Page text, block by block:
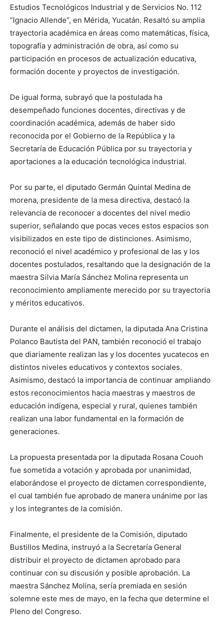
Estudios Tecnológicos Industrial y de Servicios No. 112
“Ignacio Allende”, en Mérida, Yucatán. Resaltó su amplia
trayectoria académica en áreas como matemáticas, física,
topografía y administración de obra, así como su
participación en procesos de actualización educativa,
formación docente y proyectos de investigación.
De igual forma, subrayó que la postulada ha
desempeñado funciones docentes, directivas y de
coordinación académica, además de haber sido
reconocida por el Gobierno de la República y la
Secretaría de Educación Pública por su trayectoria y
aportaciones a la educación tecnológica industrial.
Por su parte, el diputado Germán Quintal Medina de
morena, presidente de la mesa directiva, destacó la
relevancia de reconocer a docentes del nivel medio
superior, señalando que pocas veces estos espacios son
visibilizados en este tipo de distinciones. Asimismo,
reconoció el nivel académico y profesional de las y los
docentes postulados, resaltando que la designación de la
maestra Silvia María Sánchez Molina representa un
reconocimiento ampliamente merecido por su trayectoria
y méritos educativos.
Durante el análisis del dictamen, la diputada Ana Cristina
Polanco Bautista del PAN, también reconoció el trabajo
que diariamente realizan las y los docentes yucatecos en
distintos niveles educativos y contextos sociales.
Asimismo, destacó la importancia de continuar ampliando
estos reconocimientos hacia maestras y maestros de
educación indígena, especial y rural, quienes también
realizan una labor fundamental en la formación de
generaciones.
La propuesta presentada por la diputada Rosana Couoh
fue sometida a votación y aprobada por unanimidad,
elaborándose el proyecto de dictamen correspondiente,
el cual también fue aprobado de manera unánime por las
y los integrantes de la comisión.
Finalmente, el presidente de la Comisión, diputado
Bustillos Medina, instruyó a la Secretaría General
distribuir el proyecto de dictamen aprobado para
continuar con su discusión y posible aprobación. La
maestra Sánchez Molina, sería premiada en sesión
solemne este mes de mayo, en la fecha que determine el
Pleno del Congreso.